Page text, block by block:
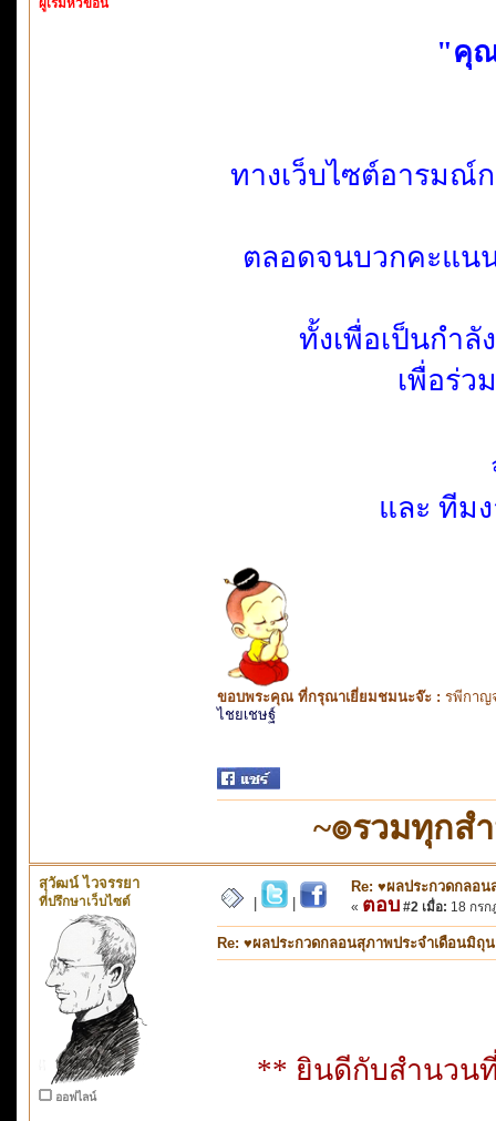
"คุณ
ทางเว็บไซต์อารมณ์
ตลอดจนบวกคะแน
ทั้งเพื่อเป็นกำ
เพื่อร่ว
และ ทีม
ขอบพระคุณ ที่กรุณาเยี่ยมชมนะจ๊ะ : รพีกาญ
ไชยเชษฐ์
~๏รวมทุกส
สุวัฒน์ ไวจรรยา
ที่ปรึกษาเว็บไซต์
ออฟไลน์
Re: ♥ผลประกวดกลอ
« ตอบ #2 เมื่อ: 18 กร
Re: ♥ผลประกวดกลอนสุภาพประจำเดือน
** ยินดีกับสำนวน